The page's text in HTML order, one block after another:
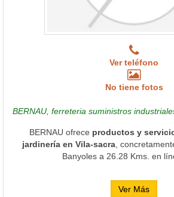
Ver teléfono
No tiene fotos
BERNAU, ferreteria suministros
BERNAU ofrece productos y
jardinería en Vila-sacra ,
Banyoles a 26.28 Kms. en
Ver Más